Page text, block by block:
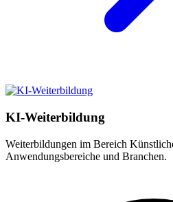
KI-Weiterbildung
Weiterbildungen im Bereich
Anwendungsbereiche und Branchen.